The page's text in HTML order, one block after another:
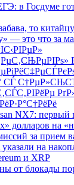
в Госдуме
то
— это что за
СЃ
NX7: первый
долларов на
за прием
на
и XRP
от блокады